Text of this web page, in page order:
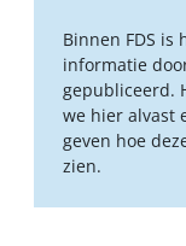
Binnen FDS is
informatie
gepubliceerd.
we hier alvast
geven hoe
zien.